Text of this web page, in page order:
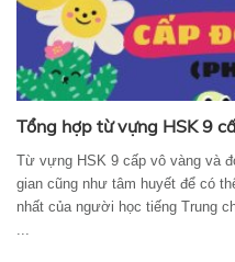
Tổng hợp từ vựng HSK 9
Từ vựng HSK 9 cấp vô vàng và
gian cũng như tâm huyết để có
nhất của người học tiếng Trung
...